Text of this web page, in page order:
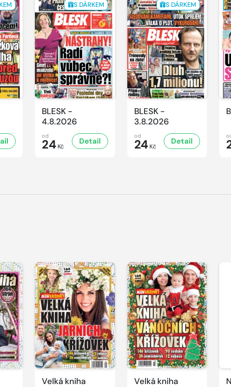
S DÁRKEM
BLESK -
4.8.2026
od
24 Kč
Detail
S DÁRKEM
BLESK -
3.8.2026
od
24 Kč
Detail
Velká kniha
Velká kniha